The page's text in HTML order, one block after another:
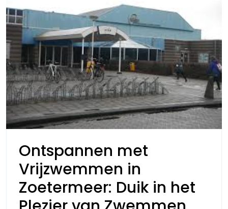
Ontspannen met
Vrijzwemmen in
Zoetermeer: Duik in het